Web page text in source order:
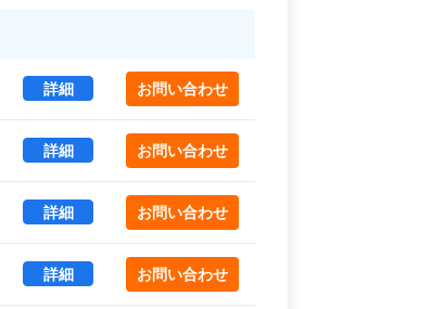
詳細ＣＡＳＣＡＤＥ ＨＡＲＡＪＵＫＵ 3-1 (71.6㎡) ｜神
お問い合わせ
詳細ＣＡＳＣＡＤＥ ＨＡＲＡＪＵＫＵ 3-2 (63.9㎡) ｜神
お問い合わせ
詳細ＣＡＳＣＡＤＥ ＨＡＲＡＪＵＫＵ 3-3 (52.89㎡) ｜
お問い合わせ
詳細ＣＡＳＣＡＤＥ ＨＡＲＡＪＵＫＵ 3-4 (52.73㎡) ｜
お問い合わせ